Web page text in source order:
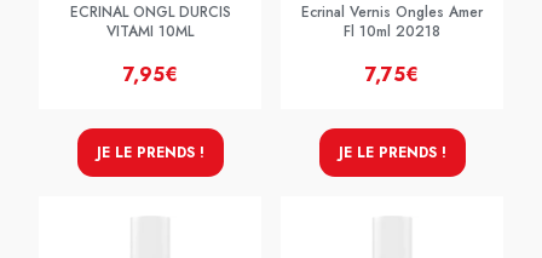
ECRINAL ONGL DURCIS
VITAMI 10ML
7,95€
JE LE PRENDS !
Ecrinal Vernis Ongles Amer
Fl 10ml 20218
7,75€
JE LE PRENDS !